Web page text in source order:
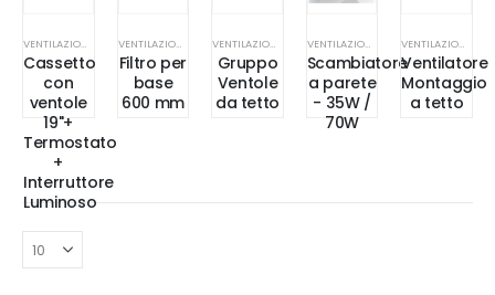
Cassetto
con
ventole
19"+
Termostato
+
Interruttore
Luminoso
VENTILAZIONE
Filtro per
base
600 mm
Gruppo
Ventole
da tetto
VENTILAZIONE
Scambiatore
a parete
- 35W /
70W
Ventilatore
Montaggio
a tetto